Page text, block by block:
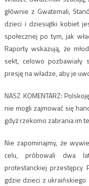
głównie z Gwatemali,
dzieci i dziesiątki kobiet
społecznej po tym, jak
Raporty wskazują, że
sekt, celowo pozbawiały
presję na władze, aby je
NASZ KOMENTARZ:
nie mogli zajmować się
gdyż rzekomo zabrania im
Nie zapominajmy, że
celu, próbowali dwa
protestanckiej przestępcy
gdzie dzieci z ukraińskiego